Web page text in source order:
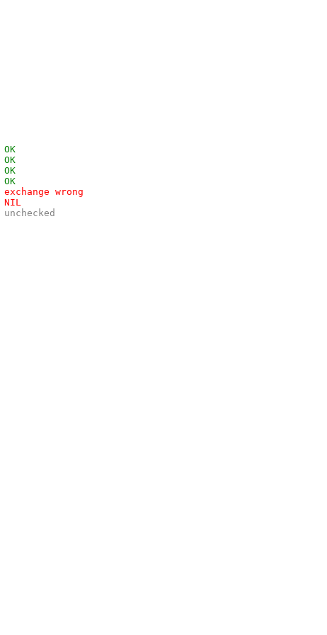
OK
OK
OK
OK
exchange wrong
NIL
unchecked